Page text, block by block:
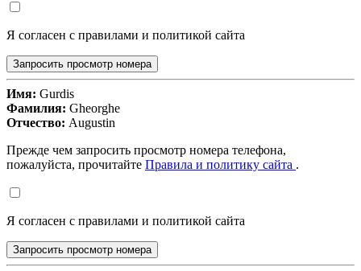
Я согласен с правилами и политикой сайта
Запросить просмотр номера
Имя: Gurdis
Фамилия: Gheorghe
Отчество: Augustin
Прежде чем запросить просмотр номера телефона,
пожалуйста, прочитайте Правила и политику сайта .
Я согласен с правилами и политикой сайта
Запросить просмотр номера